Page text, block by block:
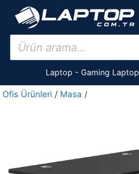
İçeriğe
Products
search
Laptop - Gaming Laptop
Ofis Ürünleri / Masa /